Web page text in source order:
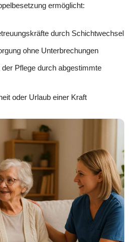
ermöglicht:
durch Schichtwechsel
ohne Unterbrechungen
Pflege durch abgestimmte
oder Urlaub einer Kraft